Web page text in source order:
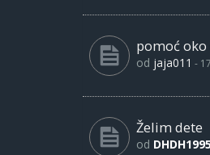
pomoć oko
od jaja011 -
Želim dete
od DHDH1995